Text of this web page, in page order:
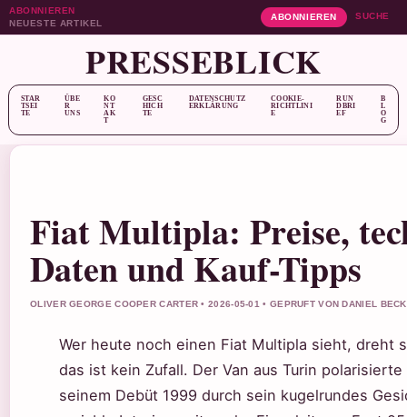
ABONNIEREN
NEUESTE ARTIKEL
ABONNIEREN SUCHE
PRESSEBLICK
STAR
TSEI
TE
ÜBE
R
UNS
KO
NT
AK
T
GESC
HICH
TE
DATENSCHUTZ
ERKLÄRUNG
COOKIE-
RICHTLINI
E
RUN
DBRI
EF
B
L
O
G
Fiat Multipla: Preise,
Daten und Kauf-Tipps
OLIVER GEORGE COOPER CARTER • 2026-05-01 • GEPRUFT VON DANIEL
Wer heute noch einen Fiat Multipla sieht, dreht
das ist kein Zufall. Der Van aus Turin
seinem Debüt 1999 durch sein kugelrundes